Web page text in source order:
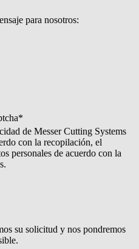
para nosotros:
*
de Messer Cutting Systems
con la recopilación, el
personales de acuerdo con la
su solicitud y nos pondremos